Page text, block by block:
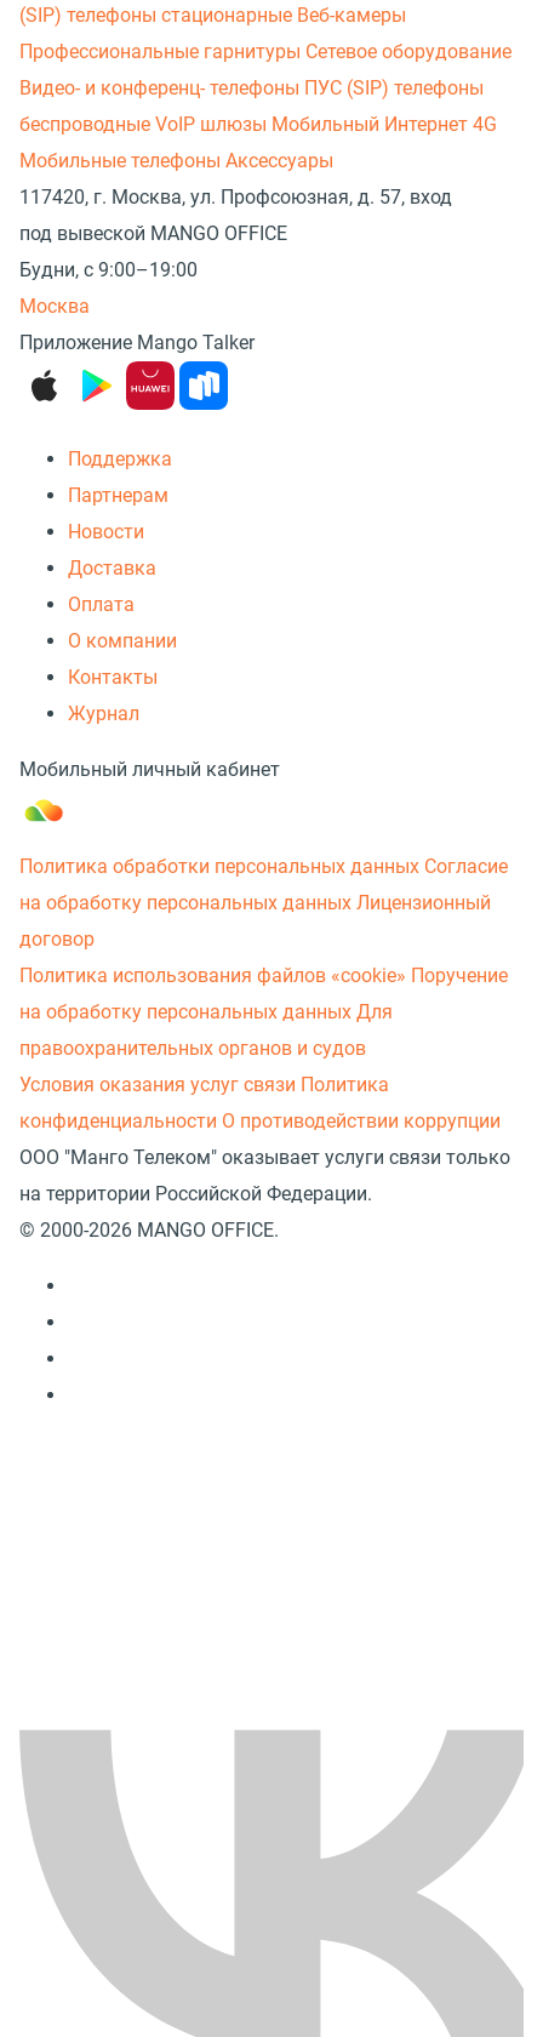
(SIP) телефоны стационарные Веб-камеры
Профессиональные гарнитуры Сетевое оборудование
Видео- и конференц- телефоны ПУС (SIP) телефоны
беспроводные VoIP шлюзы Мобильный Интернет 4G
Мобильные телефоны Аксессуары
117420, г. Москва, ул. Профсоюзная, д. 57, вход
под вывеской MANGO OFFICE
Будни, с 9:00–19:00
Москва
Приложение Mango Talker
Поддержка
Партнерам
Новости
Доставка
Оплата
О компании
Контакты
Журнал
Мобильный личный кабинет
Политика обработки персональных данных Согласие
на обработку персональных данных Лицензионный
договор
Политика использования файлов «cookie» Поручение
на обработку персональных данных Для
правоохранительных органов и судов
Условия оказания услуг связи Политика
конфиденциальности О противодействии коррупции
ООО "Манго Телеком" оказывает услуги связи только
на территории Российской Федерации.
© 2000-2026 MANGO OFFICE.